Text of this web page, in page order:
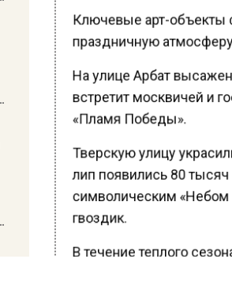
Ключевые арт-объекты
праздничную
На улице Арбат
встретит москвичей и
«Пламя Победы».
Тверскую улицу
лип появились 80
символическим
гвоздик.
В течение теплого